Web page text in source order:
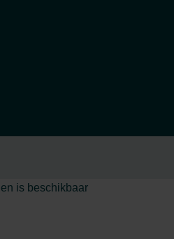
is beschikbaar